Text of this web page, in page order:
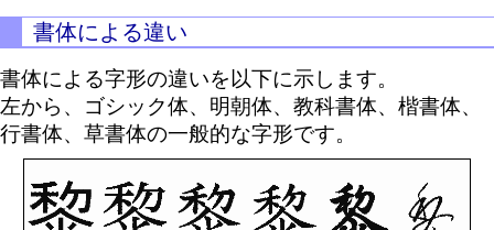
書体による違い
書体による字形の違いを以下に示します。
左から、ゴシック体、明朝体、教科書体、楷書体、
行書体、草書体の一般的な字形です。